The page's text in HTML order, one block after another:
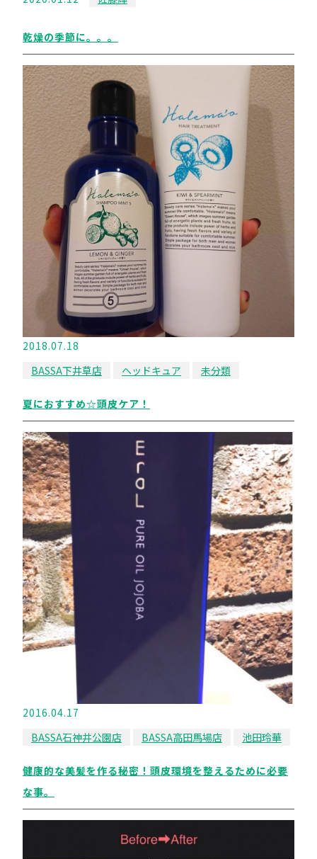
乾燥の季節に。。。
2018.07.18
BASSA下井草店
ヘッドキュア 未分類
夏におすすめ☆頭皮ケア！
2016.04.17
BASSA石神井公園店
BASSA高田馬場店 池田玲華
健康的な美髪を作る秘密！頭皮環境を整えるために必要
な事。